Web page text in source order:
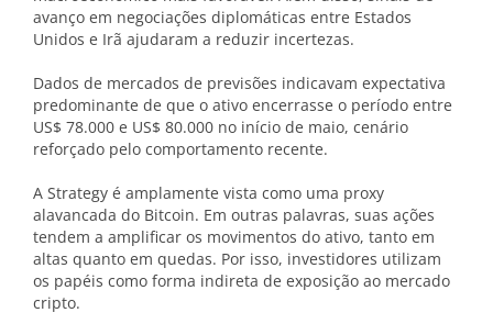
avanço em negociações diplomáticas entre Estados
Unidos e Irã ajudaram a reduzir incertezas.
Dados de mercados de previsões indicavam expectativa
predominante de que o ativo encerrasse o período entre
US$ 78.000 e US$ 80.000 no início de maio, cenário
reforçado pelo comportamento recente.
A Strategy é amplamente vista como uma proxy
alavancada do Bitcoin. Em outras palavras, suas ações
tendem a amplificar os movimentos do ativo, tanto em
altas quanto em quedas. Por isso, investidores utilizam
os papéis como forma indireta de exposição ao mercado
cripto.